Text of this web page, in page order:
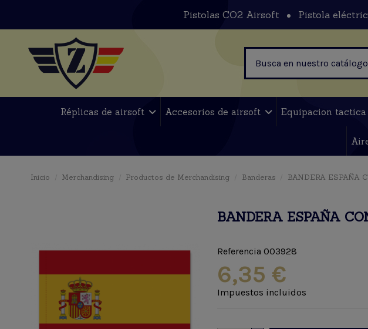
Pistolas CO2 Airsoft Pistola
Réplicas de airsoft Accesorios de airsoft Equipacion
Inicio Merchandising Productos de Merchandising Banderas BANDERA ESPAÑA
BANDERA ESPAÑA
Referencia 003928
6,35 €
Impuestos incluidos